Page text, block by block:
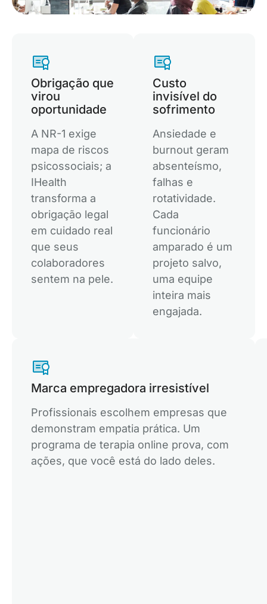
Obrigação que
virou
oportunidade
A NR-1 exige
mapa de riscos
psicossociais; a
IHealth
transforma a
obrigação legal
em cuidado real
que seus
colaboradores
sentem na pele.
Custo
invisível do
sofrimento
Ansiedade e
burnout geram
absenteísmo,
falhas e
rotatividade.
Cada
funcionário
amparado é um
projeto salvo,
uma equipe
inteira mais
engajada.
Marca empregadora irresistível
Profissionais escolhem empresas que
demonstram empatia prática. Um
programa de terapia online prova, com
ações, que você está do lado deles.